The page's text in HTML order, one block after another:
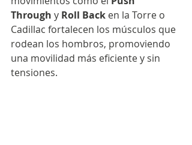
Through y Roll Back en la Torre o
Cadillac fortalecen los músculos que
rodean los hombros, promoviendo
una movilidad más eficiente y sin
tensiones.